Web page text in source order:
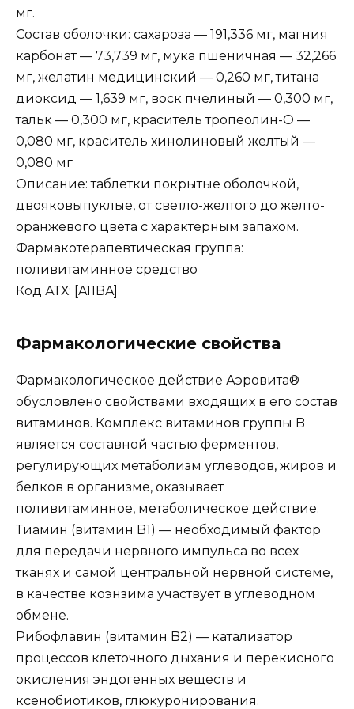
мг.
Состав оболочки: сахароза — 191,336 мг, магния
карбонат — 73,739 мг, мука пшеничная — 32,266
мг, желатин медицинский — 0,260 мг, титана
диоксид — 1,639 мг, воск пчелиный — 0,300 мг,
тальк — 0,300 мг, краситель тропеолин-О —
0,080 мг, краситель хинолиновый желтый —
0,080 мг
Описание: таблетки покрытые оболочкой,
двояковыпуклые, от светло-желтого до желто-
оранжевого цвета с характерным запахом.
Фармакотерапевтическая группа:
поливитаминное средство
Код АТХ: [A11BA]
Фармакологические свойства
Фармакологическое действие Аэровита®
обусловлено свойствами входящих в его состав
витаминов. Комплекс витаминов группы B
является составной частью ферментов,
регулирующих метаболизм углеводов, жиров и
белков в организме, оказывает
поливитаминное, метаболическое действие.
Тиамин (витамин B1) — необходимый фактор
для передачи нервного импульса во всех
тканях и самой центральной нервной системе,
в качестве коэнзима участвует в углеводном
обмене.
Рибофлавин (витамин B2) — катализатор
процессов клеточного дыхания и перекисного
окисления эндогенных веществ и
ксенобиотиков, глюкуронирования.